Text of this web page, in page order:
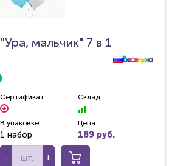
мальчик" 7 в 1
Сертификат: Склад:
В упаковке:
1 набор
Цена:
189 руб.
- +